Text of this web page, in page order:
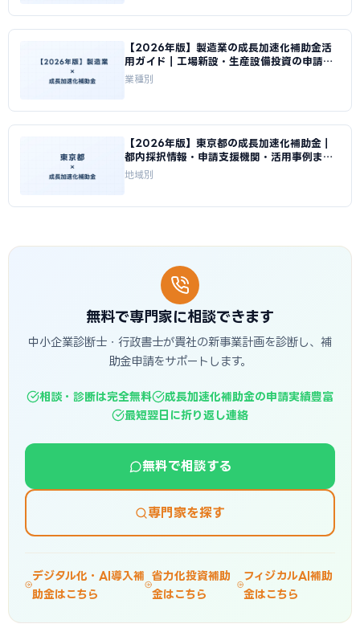
【2026年版】製造業の成長加速化補助金活
用ガイド｜工場新設・生産設備投資の申請戦
略｜成長加速化補助金ナビ
業種別
【2026年版】東京都の成長加速化補助金｜
都内採択情報・申請支援機関・活用事例まと
め｜成長加速化補助金ナビ
地域別
無料で専門家に相談できます
中小企業診断士・行政書士が貴社の新事業計画を診断し、補
助金申請をサポートします。
相談・診断は完全無料
成長加速化補助金の申請実績豊富
最短翌日に折り返し連絡
無料で相談する
専門家を探す
デジタル化・AI導入補
助金はこちら
省力化投資補助
金はこちら
フィジカルAI補助
金はこちら